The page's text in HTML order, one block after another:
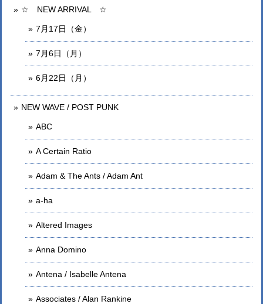
☆ NEW ARRIVAL ☆
7月17日（金）
7月6日（月）
6月22日（月）
NEW WAVE / POST PUNK
ABC
A Certain Ratio
Adam & The Ants / Adam Ant
a-ha
Altered Images
Anna Domino
Antena / Isabelle Antena
Associates / Alan Rankine